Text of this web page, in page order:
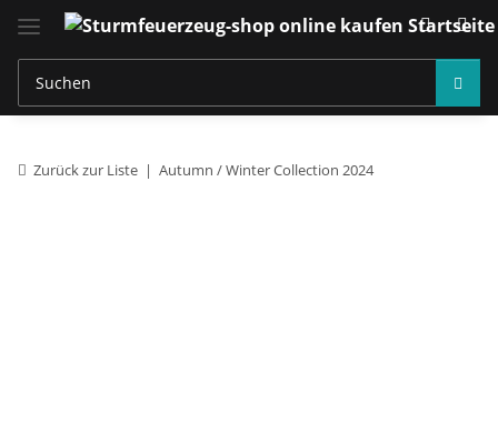
Zurück zur Liste Autumn / Winter Collection 2024